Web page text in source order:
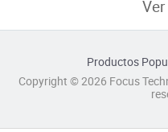
Productos
Copyright © 2026 Focus